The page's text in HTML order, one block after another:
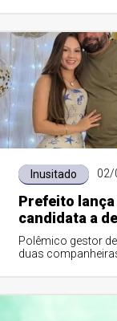
Inusitado 02/
Prefeito lança
candidata a
Polêmico gestor
duas